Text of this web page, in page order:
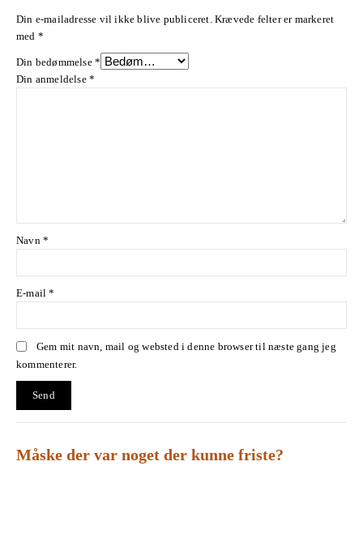
Din e-mailadresse vil ikke blive publiceret. Krævede felter er markeret
med *
Din bedømmelse *
Din anmeldelse *
Navn *
E-mail*
Gem mit navn, mail og websted i denne browser til næste gang jeg
kommenterer.
Måske der var noget der kunne friste?